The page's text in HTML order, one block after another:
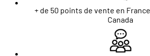
+ de 50 points de vente en
Canada